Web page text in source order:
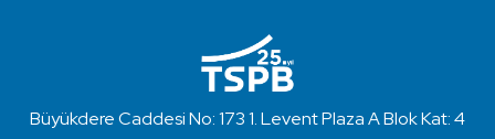
Büyükdere Caddesi No: 173 1. Levent Plaza A Blok Kat: 4